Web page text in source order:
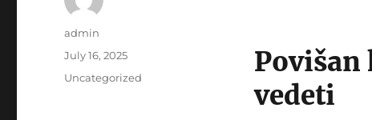
vedeti
Author
admin
Posted
July 16, 2025
Categories
Uncategorized